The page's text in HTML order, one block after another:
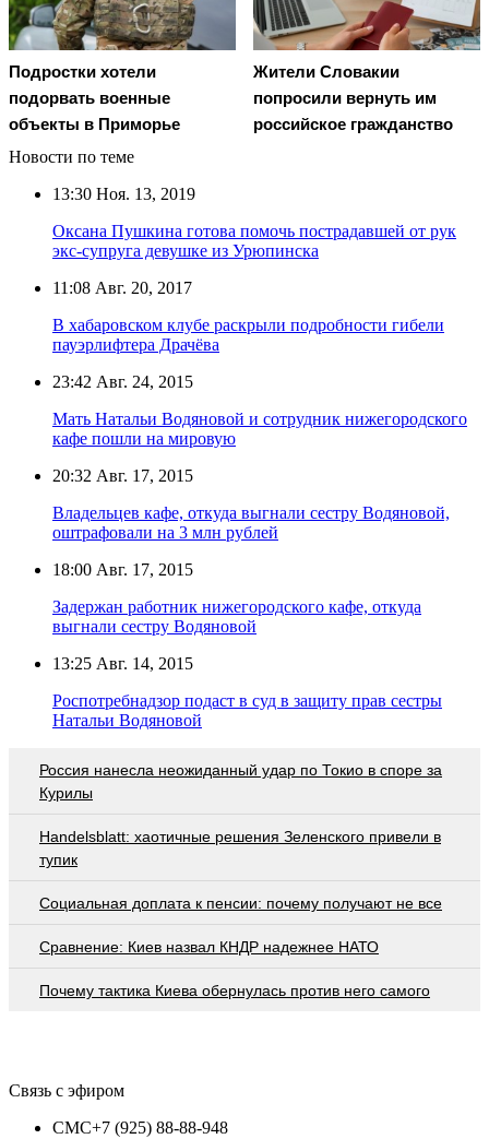
Подростки хотели
подорвать военные
объекты в Приморье
Жители Словакии
попросили вернуть им
российское гражданство
Новости по теме
13:30 Ноя. 13, 2019
Оксана Пушкина готова помочь пострадавшей от рук
экс-супруга девушке из Урюпинска
11:08 Авг. 20, 2017
В хабаровском клубе раскрыли подробности гибели
пауэрлифтера Драчёва
23:42 Авг. 24, 2015
Мать Натальи Водяновой и сотрудник нижегородского
кафе пошли на мировую
20:32 Авг. 17, 2015
Владельцев кафе, откуда выгнали сестру Водяновой,
оштрафовали на 3 млн рублей
18:00 Авг. 17, 2015
Задержан работник нижегородского кафе, откуда
выгнали сестру Водяновой
13:25 Авг. 14, 2015
Роспотребнадзор подаст в суд в защиту прав сестры
Натальи Водяновой
Россия нанесла неожиданный удар по Токио в споре за
Курилы
Handelsblatt: хаотичные решения Зеленского привели в
тупик
Социальная доплата к пенсии: почему получают не все
Сравнение: Киев назвал КНДР надежнее НАТО
Почему тактика Киева обернулась против него самого
Связь с эфиром
СМС+7 (925) 88-88-948